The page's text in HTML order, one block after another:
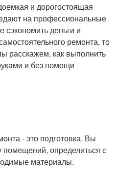
и дорогостоящая
на профессиональные
сэкономить деньги и
ремонта, то
расскажем, как выполнить
и без помощи
- это подготовка. Вы
помещений, определиться с
материалы.